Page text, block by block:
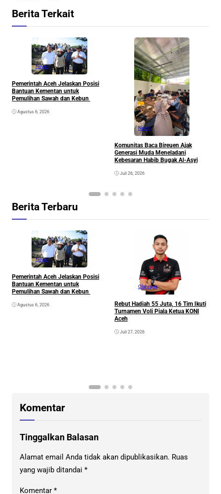
Berita Terkait
News
Pemerintah Aceh Jelaskan Posisi
Bantuan Kementan untuk
Pemulihan Sawah dan Kebun
Agustus 6, 2026
News
Komunitas Baca Bireuen Ajak
Generasi Muda Meneladani
Kebesaran Habib Bugak Al-Asyi
Juli 26, 2026
Berita Terbaru
News
Pemerintah Aceh Jelaskan Posisi
Bantuan Kementan untuk
Pemulihan Sawah dan Kebun
Agustus 6, 2026
Olahraga
Rebut Hadiah 55 Juta, 16 Tim Ikuti
Turnamen Voli Piala Ketua KONI
Aceh
Juli 27, 2026
Komentar
Tinggalkan Balasan
Alamat email Anda tidak akan dipublikasikan. Ruas
yang wajib ditandai *
Komentar *